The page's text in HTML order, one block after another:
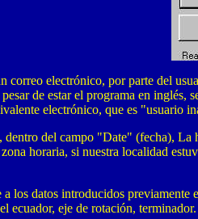
electrónico, por parte del
de estar el programa en
electrónico, que es "usuario
del campo "Date" (fecha),
horaria, si nuestra localidad
los datos introducidos
eje de rotación,